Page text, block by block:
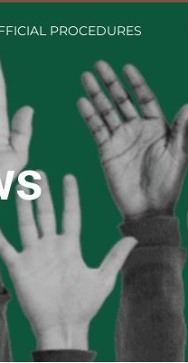
PROCEDURES